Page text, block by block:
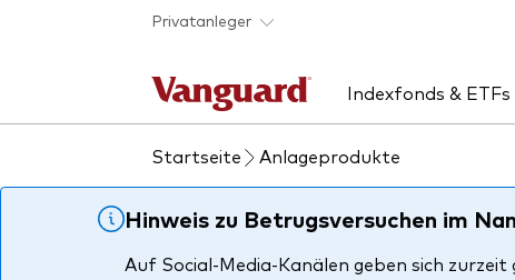
Skip to main content
Privatanleger
Indexfonds & ETFs
Produkte handeln
Anbieterliste
Produkte im Überblick
ETFs
Aktuelles
ETF-
Über uns
Unsere Mission
Sicherheit
Startseite Anlageprodukte
Hinweis zu Betrugsversuchen im
Auf Social-Media-Kanälen geben sich